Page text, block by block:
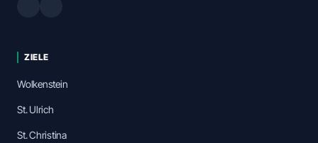
ZIELE
Wolkenstein
St. Ulrich
St. Christina